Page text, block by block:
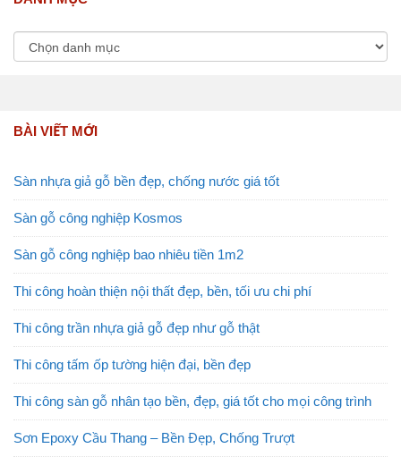
BÀI VIẾT MỚI
Sàn nhựa giả gỗ bền đẹp, chống nước giá tốt
Sàn gỗ công nghiệp Kosmos
Sàn gỗ công nghiệp bao nhiêu tiền 1m2
Thi công hoàn thiện nội thất đẹp, bền, tối ưu chi phí
Thi công trần nhựa giả gỗ đẹp như gỗ thật
Thi công tấm ốp tường hiện đại, bền đẹp
Thi công sàn gỗ nhân tạo bền, đẹp, giá tốt cho mọi công trình
Sơn Epoxy Cầu Thang – Bền Đẹp, Chống Trượt